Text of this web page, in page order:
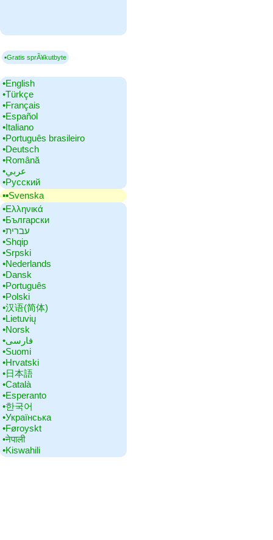
▪Gratis sprÃ¥kutbyte
•‎English
•‎Türkçe
•‎Français
•‎Español
•‎Italiano
•‎Português brasileiro
•‎Deutsch
•‎Română
•‎عربي
•‎Русский
▪▪‎Svenska
•‎Ελληνικά
•‎Български
•‎עברית
•‎Shqip
•‎Srpski
•‎Nederlands
•‎Dansk
•‎Português
•‎Polski
•‎汉语(简体)
•‎Lietuvių
•‎Norsk
•‎فارسی
•‎Suomi
•‎Hrvatski
•‎日本語
•‎Català
•‎Esperanto
•‎한국어
•‎Українська
•‎Føroyskt
•‎नेपाली
•‎Kiswahili